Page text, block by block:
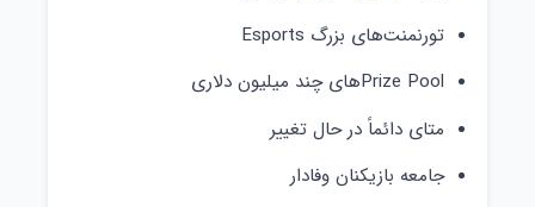
تورنمنت‌های بزرگ Esports
Prize Poolهای چند میلیون دلاری
متای دائماً در حال تغییر
جامعه بازیکنان وفادار